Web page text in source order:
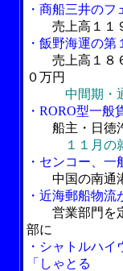
・商船三井の
売上高１１
・飯野海運の
売上高１８
０万円
中間期・
・RORO型一
船主・日徳
１１月の
・センコー、
中国の南通
・近海郵船物
営業部門を
部に
・シャトルハ
「しゃとる